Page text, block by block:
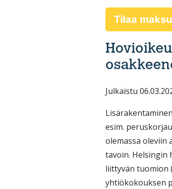
Tilaa
Julkaistu
esim.
olemassa oleviin
tavoin. Helsingin
liittyvän tuomion
yhtiökokouksen